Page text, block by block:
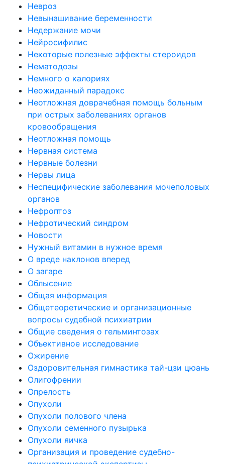
Невроз
Невынашивание беременности
Недержание мочи
Нейросифилис
Некоторые полезные эффекты стероидов
Нематодозы
Немного о калориях
Неожиданный парадокс
Неотложная доврачебная помощь больным
при острых заболеваниях органов
кровообращения
Неотложная помощь
Нервная система
Нервные болезни
Нервы лица
Неспецифические заболевания мочеполовых
органов
Нефроптоз
Нефротический синдром
Новости
Нужный витамин в нужное время
О вреде наклонов вперед
О загаре
Облысение
Общая информация
Общетеоретические и организационные
вопросы судебной психиатрии
Общие сведения о гельминтозах
Объективное исследование
Ожирение
Оздоровительная гимнастика тай-цзи цюань
Олигофрении
Опрелость
Опухоли
Опухоли полового члена
Опухоли семенного пузырька
Опухоли яичка
Организация и проведение судебно-